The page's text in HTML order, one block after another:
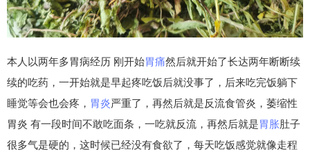
本人以两年多胃病经历 刚开始胃痛然后就开始了长达两年断断续
续的吃药，一开始就是早起疼吃饭后就没事了，后来吃完饭躺下
睡觉等会也会疼， 胃炎严重了，再然后就是反流食管炎，萎缩性
胃炎 有一段时间不敢吃面条，一吃就反流，再然后就是胃胀肚子
很多气是硬的，这时候已经没有食欲了，每天吃饭感觉就像走程